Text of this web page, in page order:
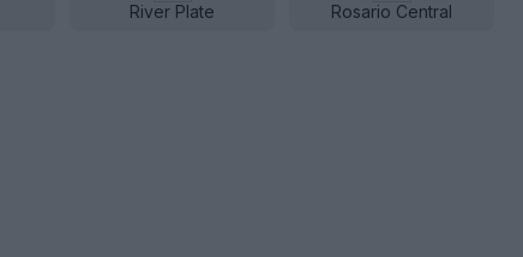
River Plate Rosario Central